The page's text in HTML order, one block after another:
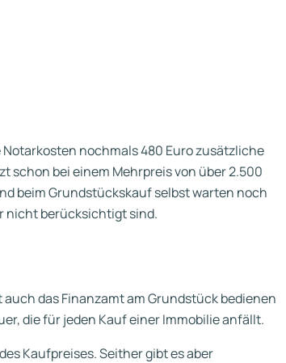
nochmals 480 Euro zusätzliche
schon bei einem Mehrpreis von über 2.500
beim Grundstückskauf selbst warten noch
nicht berücksichtigt sind.
das Finanzamt am Grundstück bedienen
die für jeden Kauf einer Immobilie anfällt.
Kaufpreises. Seither gibt es aber